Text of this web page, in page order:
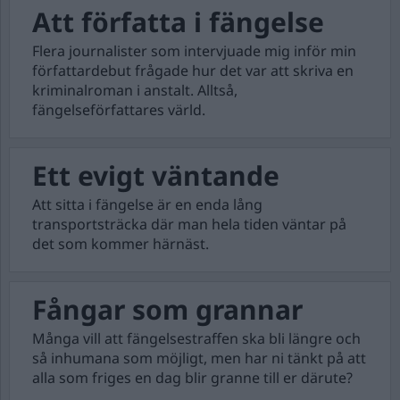
Att författa i fängelse
Flera journalister som intervjuade mig inför min
författardebut frågade hur det var att skriva en
kriminalroman i anstalt. Alltså,
fängelseförfattares värld.
Ett evigt väntande
Att sitta i fängelse är en enda lång
transportsträcka där man hela tiden väntar på
det som kommer härnäst.
Fångar som grannar
Många vill att fängelsestraffen ska bli längre och
så inhumana som möjligt, men har ni tänkt på att
alla som friges en dag blir granne till er därute?